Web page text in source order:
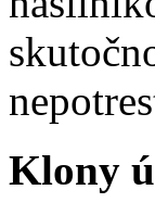
Klony